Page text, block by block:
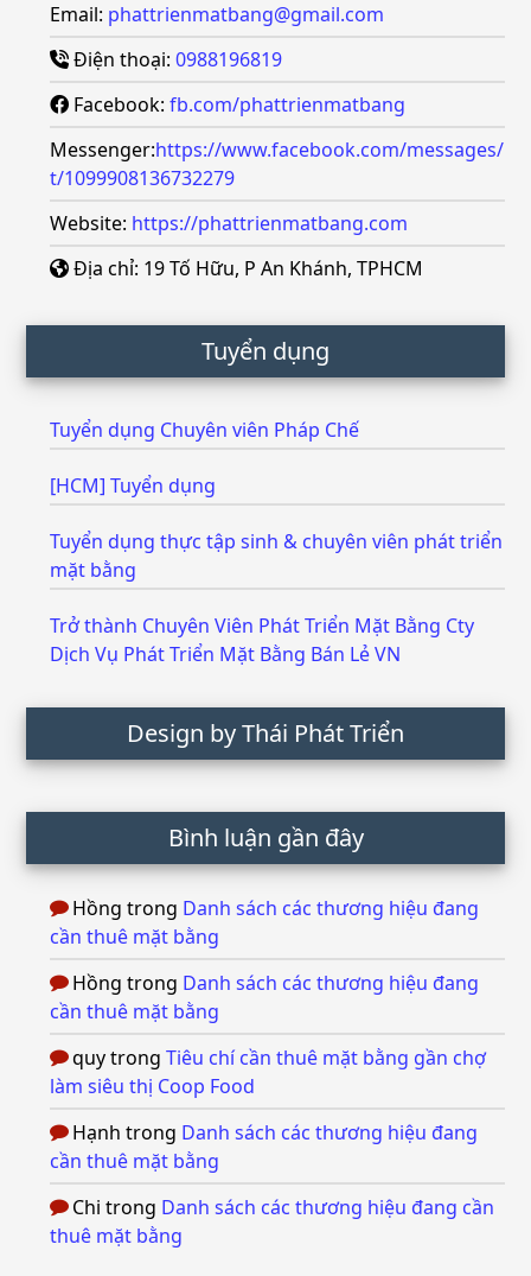
Email: phattrienmatbang@gmail.com
Điện thoại: 0988196819
Facebook:fb.com/phattrienmatbang
Messenger:https://www.facebook.com/messages/
t/1099908136732279
Website: https://phattrienmatbang.com
Địa chỉ: 19 Tố Hữu, P An Khánh, TPHCM
Tuyển dụng
Tuyển dụng Chuyên viên Pháp Chế
[HCM] Tuyển dụng
Tuyển dụng thực tập sinh & chuyên viên phát triển
mặt bằng
Trở thành Chuyên Viên Phát Triển Mặt Bằng Cty
Dịch Vụ Phát Triển Mặt Bằng Bán Lẻ VN
Design by Thái Phát Triển
Bình luận gần đây
Hồng trong Danh sách các thương hiệu đang
cần thuê mặt bằng
Hồng trong Danh sách các thương hiệu đang
cần thuê mặt bằng
quytrongTiêu chí cần thuê mặt bằng gần chợ
làm siêu thị Coop Food
Hạnh trong Danh sách các thương hiệu đang
cần thuê mặt bằng
Chi trong Danh sách các thương hiệu đang cần
thuê mặt bằng